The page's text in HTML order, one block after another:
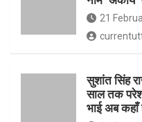
21
सुशांत सिंह
साल तक
भाई अब कहाँ